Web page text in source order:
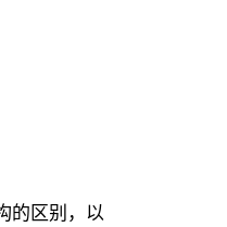
的区别，以